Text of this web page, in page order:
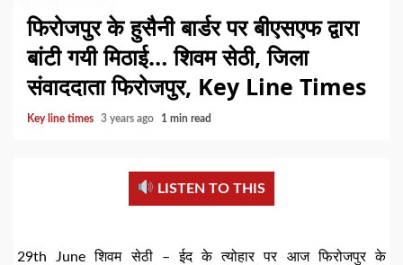
फिरोजपुर के हुसैनी बार्डर पर बीएसएफ द्वारा
बांटी गयी मिठाई… शिवम सेठी, जिला
संवाददाता फिरोजपुर, Key Line Times
Key line times 3 years ago 1 min read
LISTEN TO THIS
29th June शिवम सेठी – ईद के त्योहार पर आज फिरोजपुर के